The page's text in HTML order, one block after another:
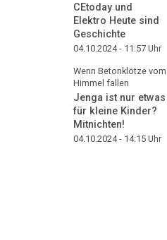
CEtoday und
Elektro Heute sind
Geschichte
04.10.2024 - 11:57 Uhr
Wenn Betonklötze vom
Himmel fallen
Jenga ist nur etwas
für kleine Kinder?
Mitnichten!
04.10.2024 - 14:15 Uhr